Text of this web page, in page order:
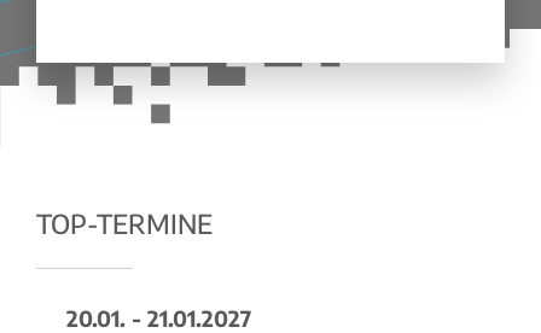
TOP-TERMINE
20.01. - 21.01.2027